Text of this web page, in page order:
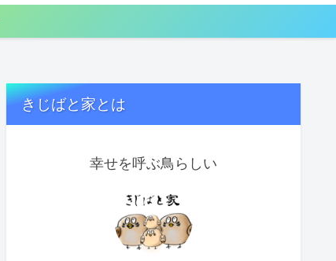
きじばと家とは
幸せを呼ぶ鳥らしい